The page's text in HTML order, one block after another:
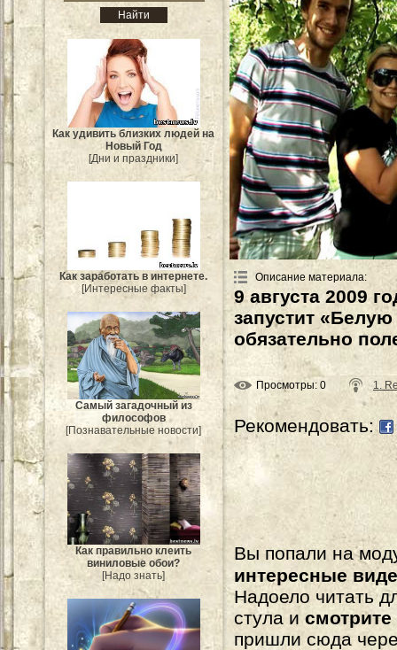
Как удивить близких людей на
Новый Год
[Дни и праздники]
Как заработать в интернете.
[Интересные факты]
Самый загадочный из
философов
[Познавательные новости]
Как правильно клеить
виниловые обои?
[Надо знать]
Описание материала:
9 августа 2009
запустит
обязательно
Просмотры: 0 1.
Рекомендовать:
Вы попали на
интересные
Надоело читать
стула и
пришли сюда